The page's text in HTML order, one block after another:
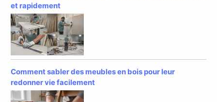
et rapidement
Comment sabler des meubles en bois pour leur
redonner vie facilement